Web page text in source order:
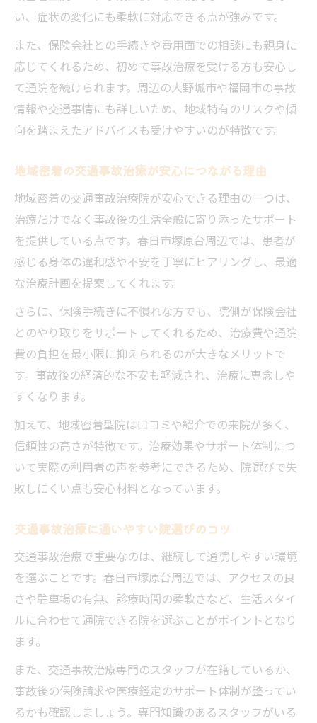
い、症状の変化にも柔軟に対応できる点が強みです。
また、保険会社との手続きや費用面での相談にも親身に
応じてくれるため、初めて事故治療を受ける方も安心し
て通院を続けられます。周辺の大野城市や福岡市の事故
情報や交通事情にも詳しいため、地域特有のリスクや傾
向を踏まえたアドバイスも受けやすいのが特徴です。
地域密着の交通事故治療が安心につながる理由
地域密着の交通事故治療院が安心できる理由の一つは、
治療だけでなく事故後の生活全般に寄り添ったサポート
を提供している点です。春日市塚原台周辺では、患者が
感じる身体の違和感や不安を丁寧にヒアリングし、最適
な治療計画を提案してくれます。
さらに、保険手続きに不慣れな方でも、院側が保険会社
とのやり取りをサポートしてくれるため、治療費や通院
費の負担を最小限に抑えられるのが大きなメリットで
す。事故後の経済的な不安も軽減され、治療に専念しや
すくなります。
加えて、地域密着型院は口コミや紹介での来院が多く、
信頼性の高さが特徴です。治療効果やサポート体制につ
いて実際の利用者の声を参考にできるため、院選びで失
敗しにくい点も安心材料となっています。
交通事故治療に通いやすい院選びのコツ
交通事故治療で重要なのは、継続して通院しやすい環境
を選ぶことです。春日市塚原台周辺では、アクセスの良
さや駐車場の有無、診療時間の柔軟さなど、生活スタイ
ルに合わせて通院できる院を選ぶことがポイントとなり
ます。
また、交通事故治療専門のスタッフが在籍しているか、
事故後の保険請求や医療鑑定のサポート体制が整ってい
るかも確認しましょう。専門知識のあるスタッフがいる